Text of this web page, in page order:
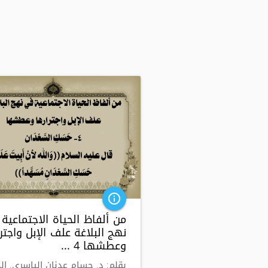
info_outline
من ألفاظ الحياة
نهج البلاغة علف الإبل
وعطشها 4 ...